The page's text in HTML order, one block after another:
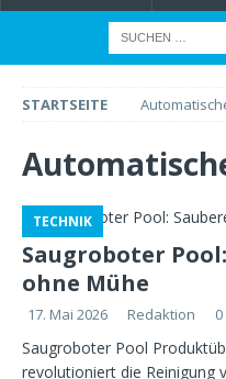
STARTSEITE
TECHNIK
Saugroboter
ohne Mühe
17. Mai 2026 Redaktion 0
Saugroboter Pool
revolutioniert die Reinigung